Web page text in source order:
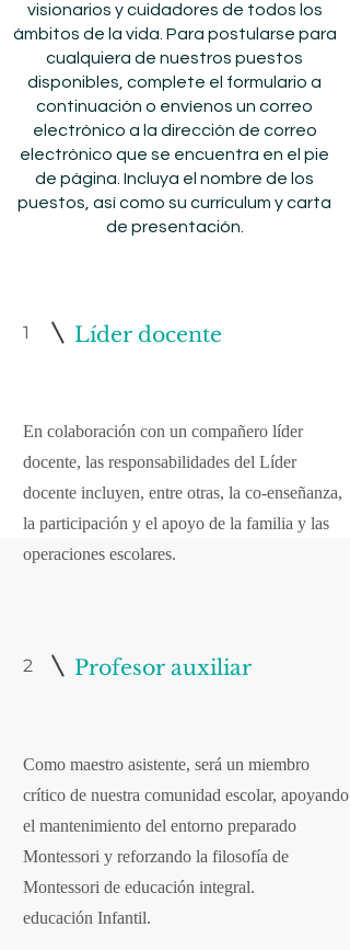
visionarios y cuidadores de todos los
ámbitos de la vida. Para postularse para
cualquiera de nuestros puestos
disponibles, complete el formulario a
continuación o envíenos un correo
electrónico a la dirección de correo
electrónico que se encuentra en el pie
de página. Incluya el nombre de los
puestos, así como su currículum y carta
de presentación.
1 Líder docente
En colaboración con un compañero líder
docente, las responsabilidades del Líder
docente incluyen, entre otras, la co-enseñanza,
la participación y el apoyo de la familia y las
operaciones escolares.
2 Profesor auxiliar
Como maestro asistente, será un miembro
crítico de nuestra comunidad escolar, apoyando
el mantenimiento del entorno preparado
Montessori y reforzando la filosofía de
Montessori de educación integral.
educación Infantil.